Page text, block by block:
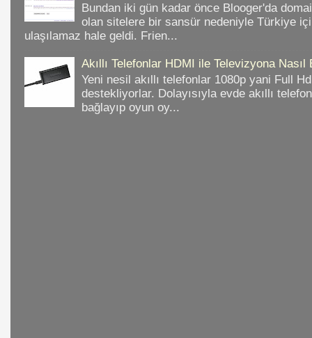
Bundan iki gün kadar önce Blooger'da
olan sitelere bir sansür nedeniyle Türkiye
ulaşılamaz hale geldi. Frien...
Akıllı Telefonlar HDMI ile Televizyona Nasıl
Yeni nesil akıllı telefonlar 1080p yani Full
destekliyorlar. Dolayısıyla evde akıllı
bağlayıp oyun oy...